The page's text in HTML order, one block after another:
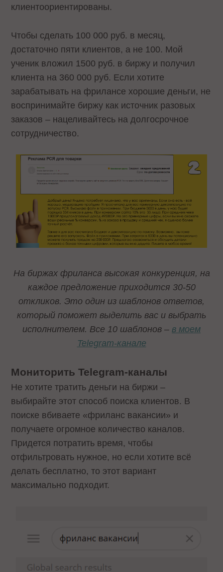
клиентоориентированы.
Чтобы сделать 100 000 руб. в месяц,
достаточно пяти клиентов, а не 100. Мой
ученик вложил 1500 руб. в биржу и получил
клиента на 360 000 руб. Если хотите
зарабатывать на фрилансе хорошие деньги, не
воспринимайте биржу как источник разовых
заказов – нацеливайтесь на долгосрочное
сотрудничество.
На биржах фриланса высокая конкуренция, на
каждое предложение приходится 30-50
откликов. Это один из шаблонов ответов,
который поможет выделить вас и выбрать
исполнителем. Все 10 шаблонов – в моем
Telegram-канале
Мониторить Telegram-каналы
Не хотите тратить деньги на биржи –
выбирайте этот способ поиска клиентов. В
поиске вбиваете «фриланс вакансии» и
получаете огромное количество каналов.
Придется потратить время, чтобы
отфильтровать нужное, но если хотите всё
делать бесплатно, то этот вариант
максимально подходит.